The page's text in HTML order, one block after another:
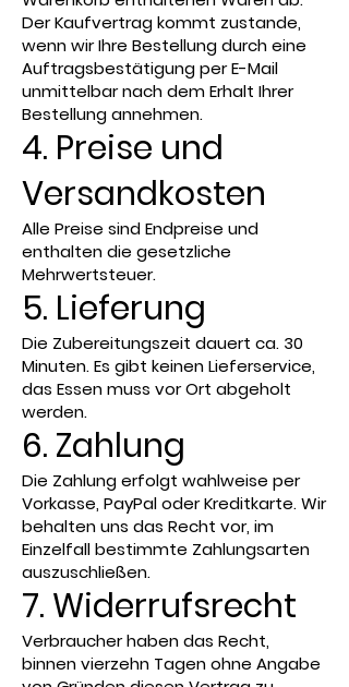
Der Kaufvertrag kommt zustande,
wenn wir Ihre Bestellung durch eine
Auftragsbestätigung per E-Mail
unmittelbar nach dem Erhalt Ihrer
Bestellung annehmen.
4. Preise und
Versandkosten
Alle Preise sind Endpreise und
enthalten die gesetzliche
Mehrwertsteuer.
5. Lieferung
Die Zubereitungszeit dauert ca. 30
Minuten. Es gibt keinen Lieferservice,
das Essen muss vor Ort abgeholt
werden.
6. Zahlung
Die Zahlung erfolgt wahlweise per
Vorkasse, PayPal oder Kreditkarte. Wir
behalten uns das Recht vor, im
Einzelfall bestimmte Zahlungsarten
auszuschließen.
7. Widerrufsrecht
Verbraucher haben das Recht,
binnen vierzehn Tagen ohne Angabe